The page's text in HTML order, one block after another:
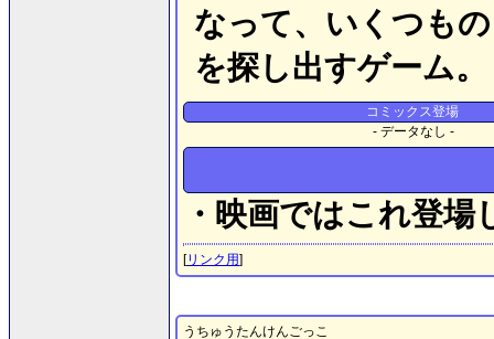
なって、いくつも
を探し出すゲーム。
コミックス登場
- データなし -
・映画ではこれ登
[リンク用]
うちゅうたんけんごっこ